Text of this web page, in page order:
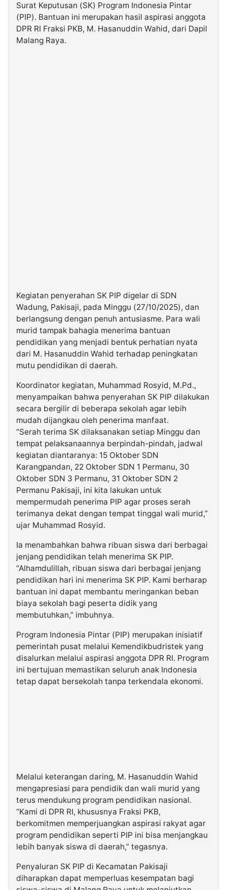
Kabarbaru.co
2026
Surat Keputusan (SK) Program Indonesia Pintar
(PIP). Bantuan ini merupakan hasil aspirasi anggota
DPR RI Fraksi PKB, M. Hasanuddin Wahid, dari Dapil
Malang Raya.
Kegiatan penyerahan SK PIP digelar di SDN
Wadung, Pakisaji, pada Minggu (27/10/2025), dan
berlangsung dengan penuh antusiasme. Para wali
murid tampak bahagia menerima bantuan
pendidikan yang menjadi bentuk perhatian nyata
dari M. Hasanuddin Wahid terhadap peningkatan
mutu pendidikan di daerah.
Koordinator kegiatan, Muhammad Rosyid, M.Pd.,
menyampaikan bahwa penyerahan SK PIP dilakukan
secara bergilir di beberapa sekolah agar lebih
mudah dijangkau oleh penerima manfaat.
“Serah terima SK dilaksanakan setiap Minggu dan
tempat pelaksanaannya berpindah-pindah, jadwal
kegiatan diantaranya: 15 Oktober SDN
Karangpandan, 22 Oktober SDN 1 Permanu, 30
Oktober SDN 3 Permanu, 31 Oktober SDN 2
Permanu Pakisaji, ini kita lakukan untuk
mempermudah penerima PIP agar proses serah
terimanya dekat dengan tempat tinggal wali murid,”
ujar Muhammad Rosyid.
Ia menambahkan bahwa ribuan siswa dari berbagai
jenjang pendidikan telah menerima SK PIP.
“Alhamdulillah, ribuan siswa dari berbagai jenjang
pendidikan hari ini menerima SK PIP. Kami berharap
bantuan ini dapat membantu meringankan beban
biaya sekolah bagi peserta didik yang
membutuhkan,” imbuhnya.
Program Indonesia Pintar (PIP) merupakan inisiatif
pemerintah pusat melalui Kemendikbudristek yang
disalurkan melalui aspirasi anggota DPR RI. Program
ini bertujuan memastikan seluruh anak Indonesia
tetap dapat bersekolah tanpa terkendala ekonomi.
Melalui keterangan daring, M. Hasanuddin Wahid
mengapresiasi para pendidik dan wali murid yang
terus mendukung program pendidikan nasional.
“Kami di DPR RI, khususnya Fraksi PKB,
berkomitmen memperjuangkan aspirasi rakyat agar
program pendidikan seperti PIP ini bisa menjangkau
lebih banyak siswa di daerah,” tegasnya.
Penyaluran SK PIP di Kecamatan Pakisaji
diharapkan dapat memperluas kesempatan bagi